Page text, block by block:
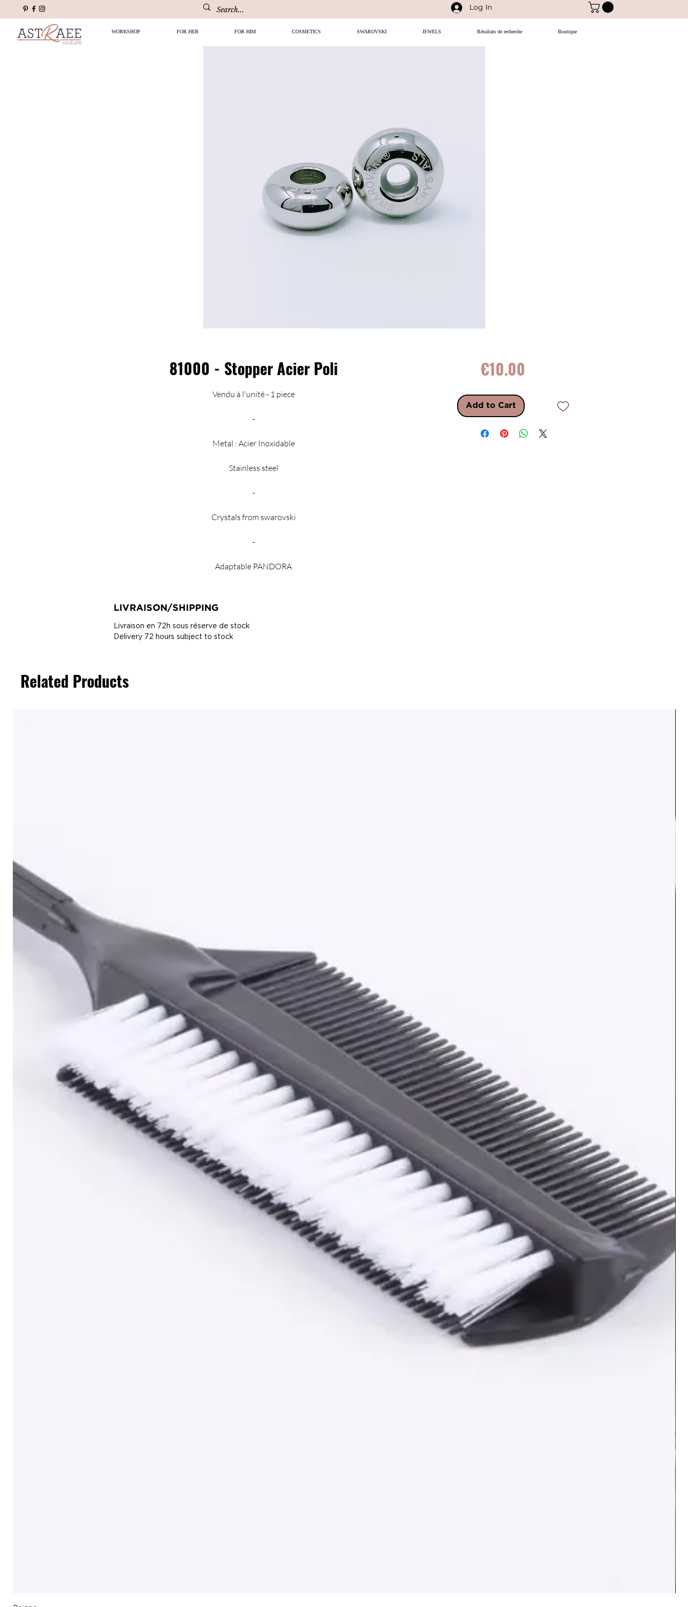
Log In
WORKSHOP FOR HER FOR HIM COSMETICS SWAROVSKI JEWELS Résultats de recherche Boutique
81000 - Stopper Acier Poli
Vendu à l'unité - 1 piece
-
Metal : Acier Inoxidable
Stainless steel
-
Crystals from swarovski
-
Adaptable PANDORA
LIVRAISON/SHIPPING
Livraison en 72h sous réserve de stock
Delivery 72 hours subject to stock
€10.00
Add to Cart
Related Products